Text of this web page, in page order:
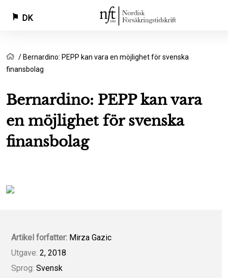
Gå
til
DK
Brødkrumme
Hjem
Bernardino: PEPP kan vara en möjlighet för svenska
finansbolag
Bernardino: PEPP kan vara
en möjlighet för svenska
finansbolag
Artikel forfatter: Mirza Gazic
Utgave: 2, 2018
Sprog: Svensk